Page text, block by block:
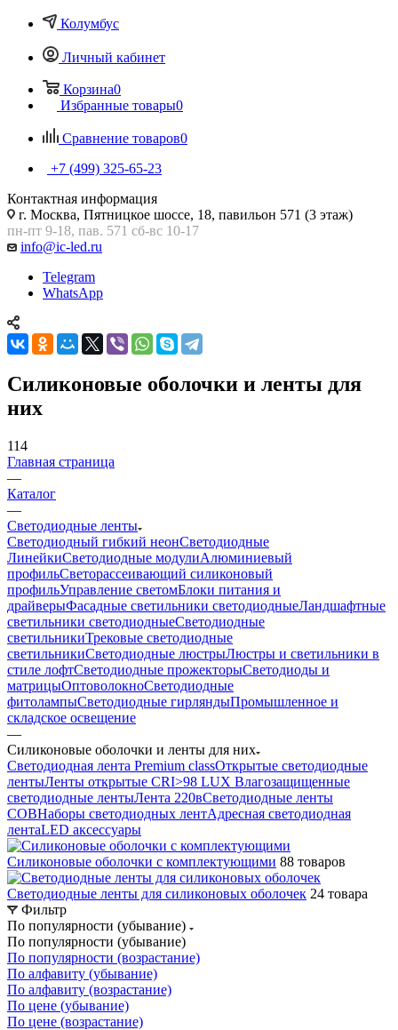
Колумбус
Личный кабинет
Корзина0
Избранные товары0
Сравнение товаров0
+7 (499) 325-65-23
Контактная информация
г. Москва, Пятницкое шоссе, 18, павильон 571 (3 этаж)
пн-пт 9-18, пав. 571 сб-вс 10-17
info@ic-led.ru
Telegram
WhatsApp
Силиконовые оболочки и ленты для
них
114
Главная страница
—
Каталог
—
Светодиодные ленты
Светодиодный гибкий неонСветодиодные
ЛинейкиСветодиодные модулиАлюминиевый
профильСветорассеивающий силиконовый
профильУправление светомБлоки питания и
драйверыФасадные светильники светодиодныеЛандшафтные
светильники светодиодныеСветодиодные
светильникиТрековые светодиодные
светильникиСветодиодные люстрыЛюстры и светильники в
стиле лофтСветодиодные прожекторыСветодиоды и
матрицыОптоволокноСветодиодные
фитолампыСветодиодные гирляндыПромышленное и
складское освещение
—
Силиконовые оболочки и ленты для них
Светодиодная лента Premium classОткрытые светодиодные
лентыЛенты открытые CRI>98 LUX Влагозащищенные
светодиодные лентыЛента 220вСветодиодные ленты
COBНаборы светодиодных лентАдресная светодиодная
лентаLED аксессуары
Силиконовые оболочки с комплектующими 88 товаров
Светодиодные ленты для силиконовых оболочек 24 товара
Фильтр
По популярности (убывание)
По популярности (убывание)
По популярности (возрастание)
По алфавиту (убывание)
По алфавиту (возрастание)
По цене (убывание)
По цене (возрастание)